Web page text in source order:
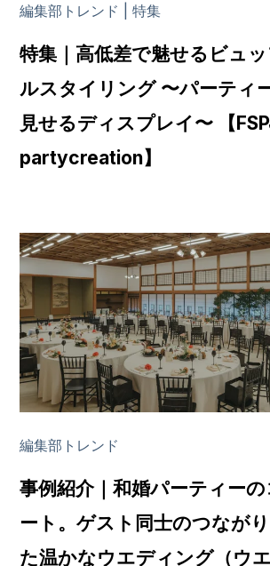
編集部トレンド | 特集
特集｜高低差で魅せるビュ
ルスタイリング 〜パーティ
見せるディスプレイ〜 【
partycreation】
編集部トレンド
事例紹介｜和婚パーティー
ート。ゲスト同士のつなが
た温かなウエディング（ウ